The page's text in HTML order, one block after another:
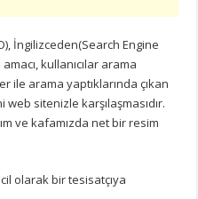
İngilizceden(Search Engine
kullanıcılar arama
ile arama yaptıklarında çıkan
web sitenizle karşılaşmasıdır.
ve kafamızda net bir resim
olarak bir tesisatçıya